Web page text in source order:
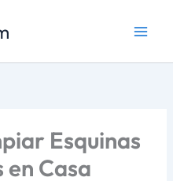
Esquinas
en Casa